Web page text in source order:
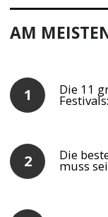
AM
Die 11
Die
muss